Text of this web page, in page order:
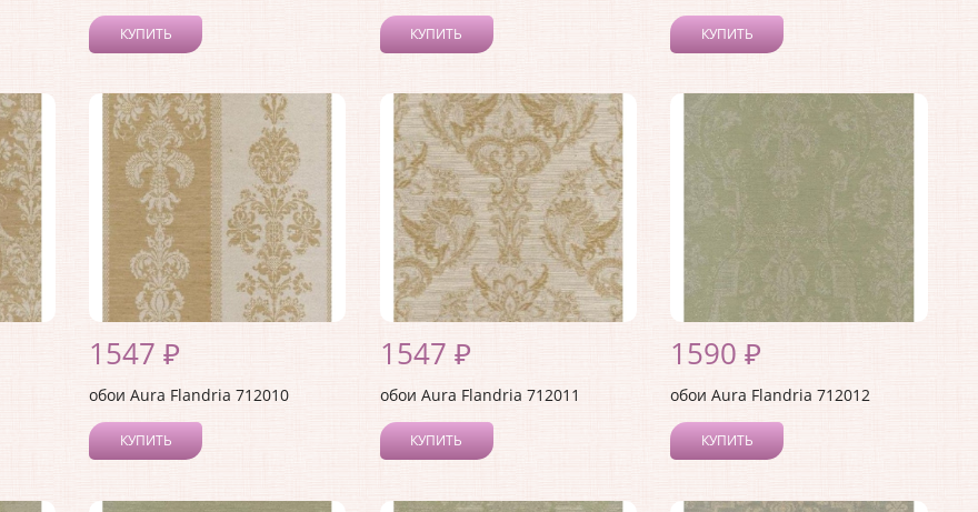
КУПИТЬ КУПИТЬ КУПИТЬ
1547 ₽
обои Aura Flandria 712010
КУПИТЬ
1547 ₽
обои Aura Flandria 712011
КУПИТЬ
1590 ₽
обои Aura Flandria 712012
КУПИТЬ